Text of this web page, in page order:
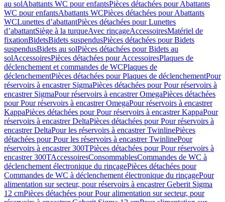
au solAbattants WC pour enfantsPièces détachées pour Abattants
WC pour enfantsAbattants WCPièces détachées pour Abattants
WCLunettes d’abattantPièces détachées pour Lunettes
d’abattantSiège à la turqueAvec rinçageAccessoiresMatériel de
fixationBidetsBidets suspendusPièces détachées pour Bidets
suspendusBidets au solPièces détachées pour Bidets au
solAccessoiresPièces détachées pour AccessoiresPlaques de
déclenchement et commandes de WCPlaques de
déclenchementPièces détachées pour Plaques de déclenchementPour
réservoirs à encastrer SigmaPièces détachées pour Pour réservoirs à
encastrer SigmaPour réservoirs à encastrer OmegaPièces détachées
pour Pour réservoirs à encastrer OmegaPour réservoirs à encastrer
KappaPièces détachées pour Pour réservoirs à encastrer KappaPour
réservoirs à encastrer DeltaPièces détachées pour Pour réservoirs à
encastrer DeltaPour les réservoirs à encastrer TwinlinePièces
détachées pour Pour les réservoirs à encastrer TwinlinePour
réservoirs à encastrer 300TPièces détachées pour Pour réservoirs à
encastrer 300TAccessoiresConsommablesCommandes de WC à
déclenchement électronique du rinçagePièces détachées pour
Commandes de WC à déclenchement électronique du rinçagePour
alimentation sur secteur, pour réservoirs à encastrer Geberit Sigma
12 cmPièces détachées pour Pour alimentation sur secteur, pour